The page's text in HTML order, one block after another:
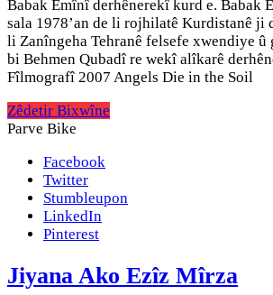
Babak Emînî derhênerekî kurd e. Babak
sala 1978’an de li rojhilatê Kurdistanê ji
li Zanîngeha Tehranê felsefe xwendiye û
bi Behmen Qubadî re wekî alîkarê
Fîlmografî 2007 Angels Die in the Soil
Zêdetir Bixwîne
Parve Bike
Facebook
Twitter
Stumbleupon
LinkedIn
Pinterest
Jiyana Ako Ezîz Mîrza